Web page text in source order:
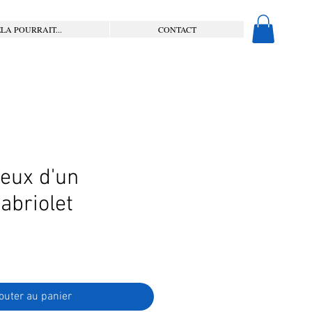
POURRAIT... CONTACT
d'un
au panier